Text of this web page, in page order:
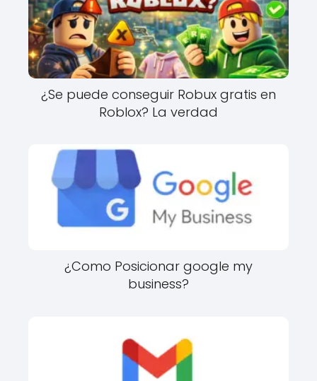
¿Se puede conseguir Robux gratis en
Roblox? La verdad
¿Como Posicionar google my
business?